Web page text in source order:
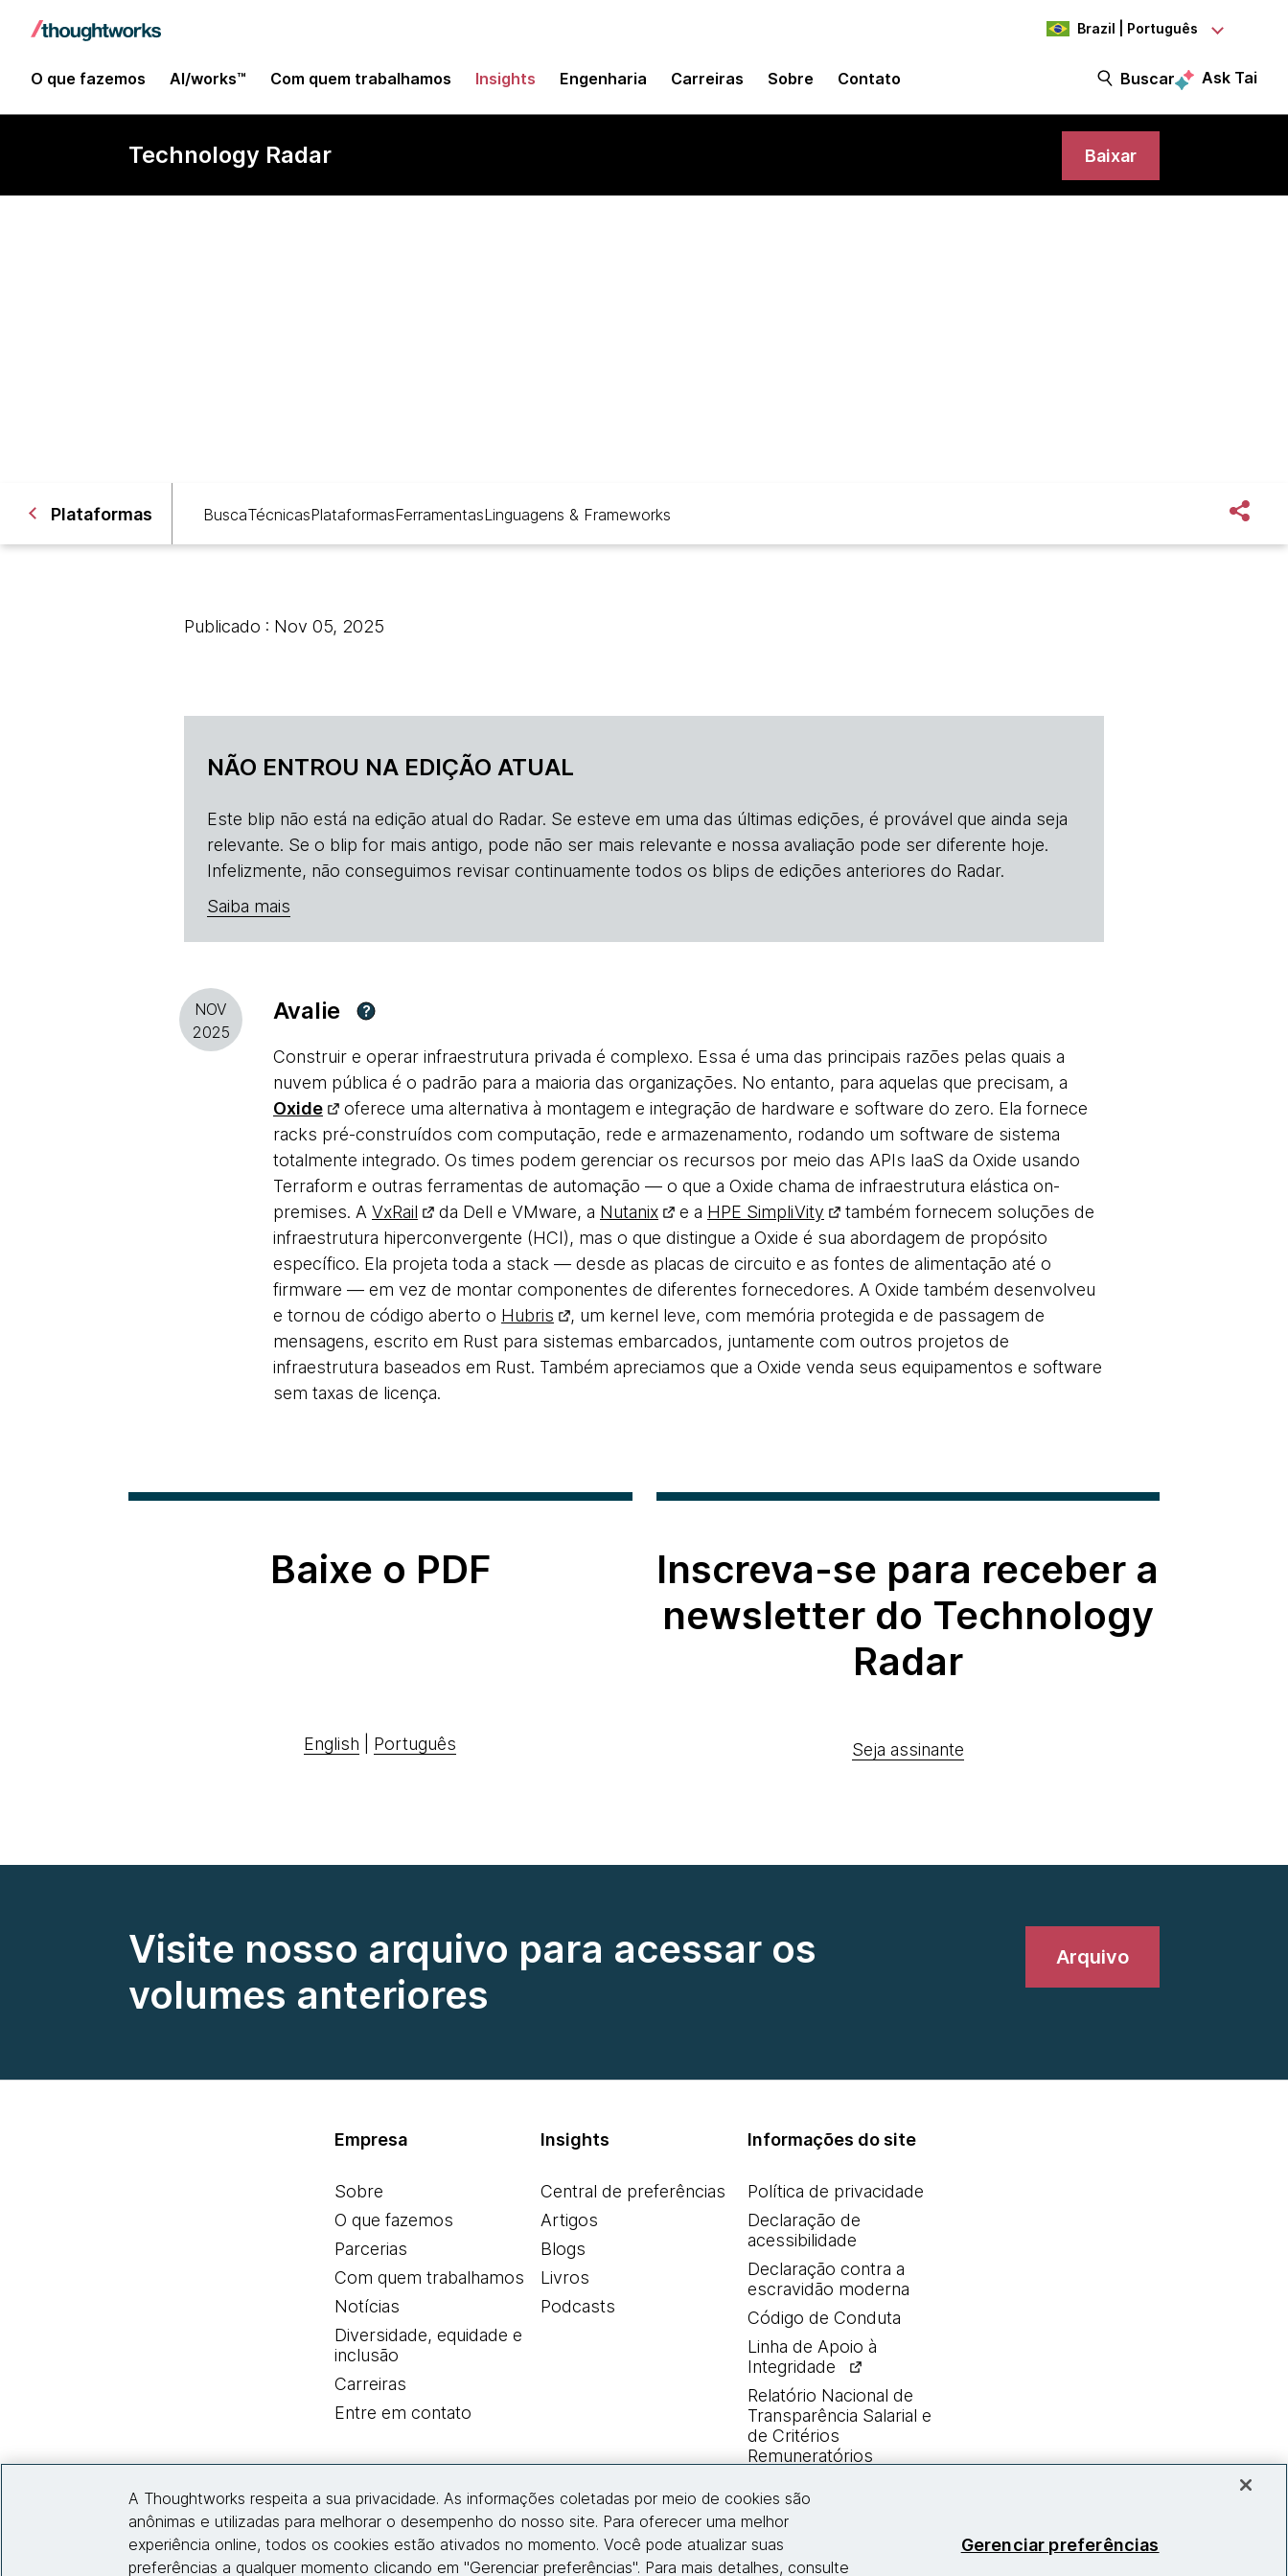
Brazil | Português
O que fazemos AI/works™ Com quem trabalhamos Insights Engenharia Carreiras Sobre Contato Buscar Ask Tai
Technology Radar Baixar
Plataformas BuscaTécnicasPlataformasFerramentasLinguagens & Frameworks
Publicado : Nov 05, 2025
NÃO ENTROU NA EDIÇÃO ATUAL
Este blip não está na edição atual do Radar. Se esteve em uma das últimas edições, é provável que ainda seja
relevante. Se o blip for mais antigo, pode não ser mais relevante e nossa avaliação pode ser diferente hoje.
Infelizmente, não conseguimos revisar continuamente todos os blips de edições anteriores do Radar.
Saiba mais
NOV
2025
Avalie ?
Construir e operar infraestrutura privada é complexo. Essa é uma das principais razões pelas quais a
nuvem pública é o padrão para a maioria das organizações. No entanto, para aquelas que precisam, a
Oxide
oferece uma alternativa à montagem e integração de hardware e software do zero. Ela fornece
racks pré-construídos com computação, rede e armazenamento, rodando um software de sistema
totalmente integrado. Os times podem gerenciar os recursos por meio das APIs IaaS da Oxide usando
Terraform e outras ferramentas de automação — o que a Oxide chama de infraestrutura elástica on-
premises. A VxRail da Dell e VMware, a Nutanix e a HPE SimpliVity
também fornecem soluções de
infraestrutura hiperconvergente (HCI), mas o que distingue a Oxide é sua abordagem de propósito
específico. Ela projeta toda a stack — desde as placas de circuito e as fontes de alimentação até o
firmware — em vez de montar componentes de diferentes fornecedores. A Oxide também desenvolveu
e tornou de código aberto o Hubris
, um kernel leve, com memória protegida e de passagem de
mensagens, escrito em Rust para sistemas embarcados, juntamente com outros projetos de
infraestrutura baseados em Rust. Também apreciamos que a Oxide venda seus equipamentos e software
sem taxas de licença.
Baixe o PDF
English Português
Inscreva-se para receber a
newsletter do Technology
Radar
Seja assinante
Visite nosso arquivo para acessar os
volumes anteriores
Arquivo
Empresa
Sobre
O que fazemos
Parcerias
Com quem trabalhamos
Notícias
Diversidade, equidade e
inclusão
Carreiras
Entre em contato
Insights
Central de preferências
Artigos
Blogs
Livros
Podcasts
Informações do site
Política de privacidade
Declaração de
acessibilidade
Declaração contra a
escravidão moderna
Código de Conduta
Linha de Apoio à
Integridade
Relatório Nacional de
Transparência Salarial e
de Critérios
Remuneratórios
Entre em contato
A Thoughtworks respeita a sua privacidade. As informações coletadas por meio de cookies são
anônimas e utilizadas para melhorar o desempenho do nosso site. Para oferecer uma melhor
experiência online, todos os cookies estão ativados no momento. Você pode atualizar suas
preferências a qualquer momento clicando em "Gerenciar preferências". Para mais detalhes, consulte
Gerenciar preferências